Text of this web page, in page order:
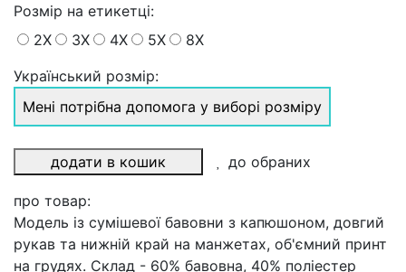
Розмiр на етикетці:
2X
3X 4X 5X
8X
Український розмір:
Мені потрібна допомога у виборі розміру
додати в кошик до обраних
про товар:
Модель із сумішевої бавовни з капюшоном, довгий
рукав та нижній край на манжетах, об'ємний принт
на грудях. Склад - 60% бавовна, 40% поліестер